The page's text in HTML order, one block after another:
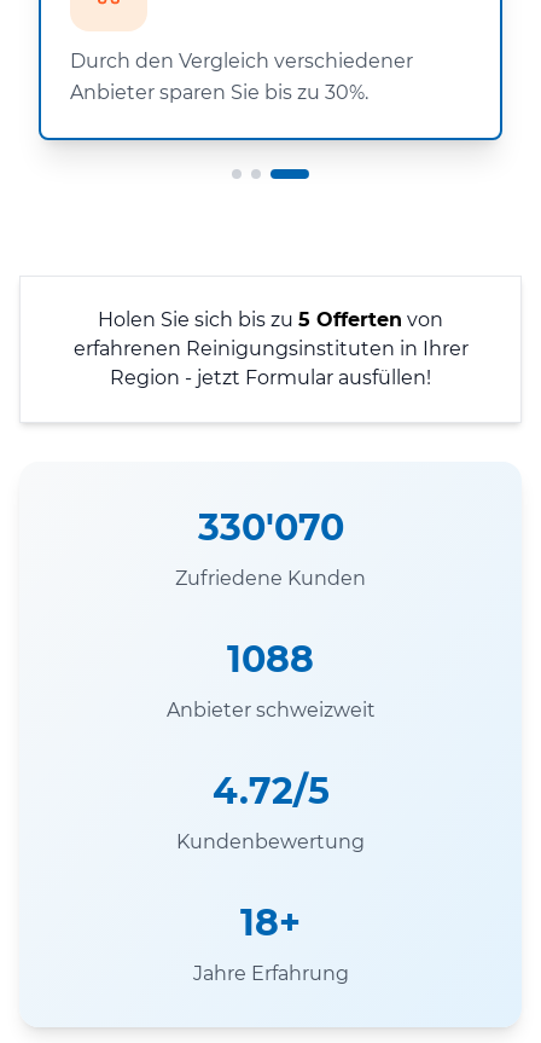
Durch den Vergleich verschiedener
Anbieter sparen Sie bis zu 30%.
Holen Sie sich bis zu 5 Offerten von
erfahrenen Reinigungsinstituten in Ihrer
Region - jetzt Formular ausfüllen!
330'070
Zufriedene Kunden
1088
Anbieter schweizweit
4.72/5
Kundenbewertung
18+
Jahre Erfahrung